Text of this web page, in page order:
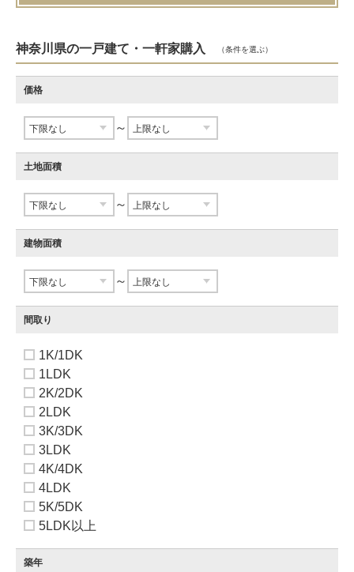
神奈川県の一戸建て・一軒家購入 （条件を選ぶ）
価格
～
土地面積
～
建物面積
～
間取り
1K/1DK
1LDK
2K/2DK
2LDK
3K/3DK
3LDK
4K/4DK
4LDK
5K/5DK
5LDK以上
築年